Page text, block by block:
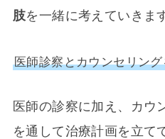
肢を一緒に考えていきま
医師診察とカウンセリン
医師の診察に加え、カウ
を通して治療計画を立て